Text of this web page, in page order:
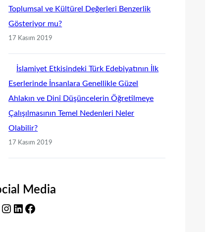
Toplumsal ve Kültürel Değerleri Benzerlik
Gösteriyor mu?
17 Kasım 2019
İslamiyet Etkisindeki Türk Edebiyatının İlk
Eserlerinde İnsanlara Genellikle Güzel
Ahlakın ve Dinî Düşüncelerin Öğretilmeye
Çalışılmasının Temel Nedenleri Neler
Olabilir?
17 Kasım 2019
Media
Instagram LinkedIn Facebook